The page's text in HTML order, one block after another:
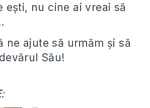
eşti, nu cine ai vreai să
ne ajute să urmăm şi să
Său!